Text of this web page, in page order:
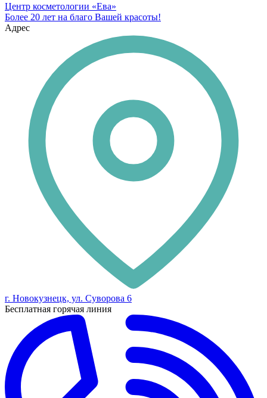
Центр косметологии «Ева»
Более 20 лет на благо Вашей красоты!
Адрес
г. Новокузнецк, ул. Суворова 6
Бесплатная горячая линия